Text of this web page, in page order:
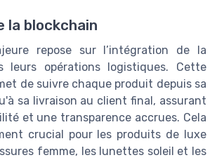
la blockchain
repose sur l’intégration de la
leurs opérations logistiques. Cette
de suivre chaque produit depuis sa
sa livraison au client final, assurant
et une transparence accrues. Cela
crucial pour les produits de luxe
femme, les lunettes soleil et les